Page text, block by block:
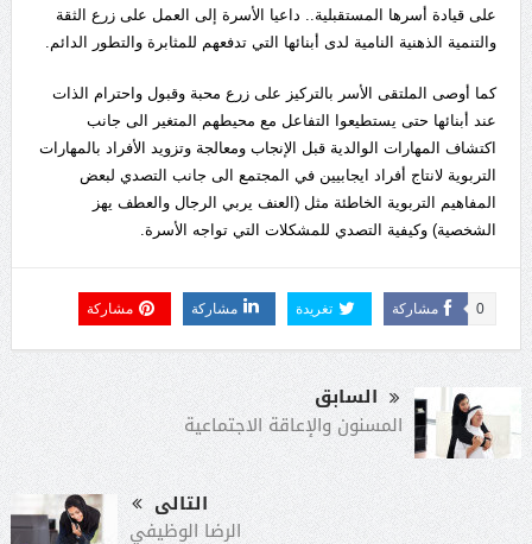
على قيادة أسرها المستقبلية.. داعيا الأسرة إلى العمل على زرع الثقة
والتنمية الذهنية النامية لدى أبنائها التي تدفعهم للمثابرة والتطور الدائم.
كما أوصى الملتقى الأسر بالتركيز على زرع محبة وقبول واحترام الذات
عند أبنائها حتى يستطيعوا التفاعل مع محيطهم المتغير الى جانب
اكتشاف المهارات الوالدية قبل الإنجاب ومعالجة وتزويد الأفراد بالمهارات
التربوية لانتاج أفراد ايجابيين في المجتمع الى جانب التصدي لبعض
المفاهيم التربوية الخاطئة مثل (العنف يربي الرجال والعطف يهز
الشخصية) وكيفية التصدي للمشكلات التي تواجه الأسرة.
مشاركة 0 تغريدة مشاركة مشاركة
السابق
المسنون والإعاقة الاجتماعية
التالى
الرضا الوظيفي